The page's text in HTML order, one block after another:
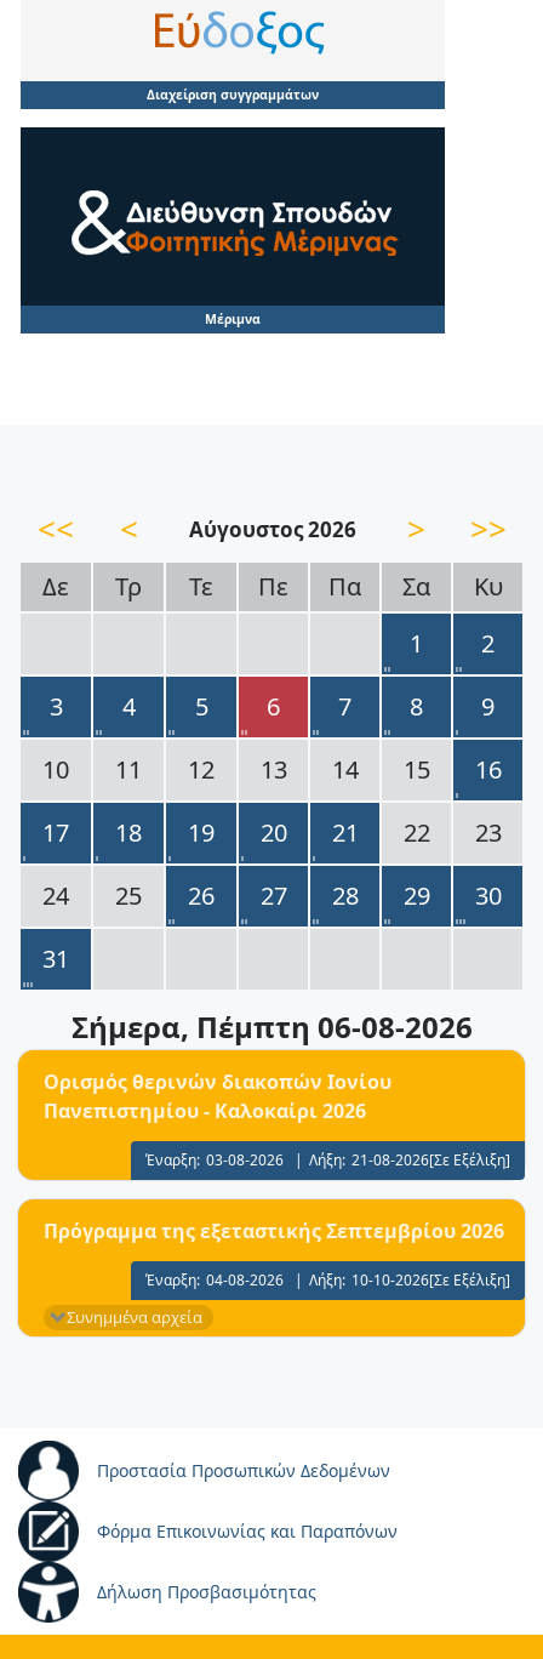
Διαχείριση συγγραμμάτων
Μέριμνα
<< < Αύγουστος 2026 > >>
Δε Τρ Τε Πε Πα Σα
Κυ
1
2
3
4 5 6 7 8
9
10
11 12 13 14 15
16
17
18 19 20 21 22
23
24
25 26 27 28 29
30
31
Σήμερα, Πέμπτη 06-08-2026
Ορισμός θερινών διακοπών Ιονίου
Πανεπιστημίου - Καλοκαίρι 2026
Έναρξη: 03-08-2026 | Λήξη: 21-08-2026[Σε Εξέλιξη]
Πρόγραμμα της εξεταστικής Σεπτεμβρίου 2026
Έναρξη: 04-08-2026 | Λήξη: 10-10-2026[Σε Εξέλιξη]
Συνημμένα αρχεία
Προστασία Προσωπικών Δεδομένων
Φόρμα Επικοινωνίας και Παραπόνων
Δήλωση Προσβασιμότητας